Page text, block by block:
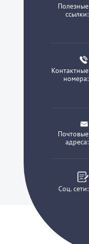
Полезные
ссылки:
Контактные
номера:
Почтовые
адреса:
Соц. сети: